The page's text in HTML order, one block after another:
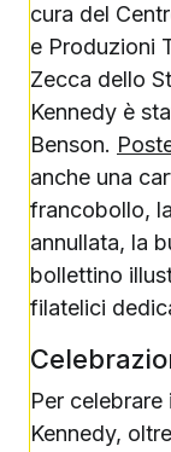
cura del
e Produzioni
Zecca dello
Kennedy è
Benson.
anche una
francobollo,
annullata, la
bollettino
filatelici
Per
Kennedy,